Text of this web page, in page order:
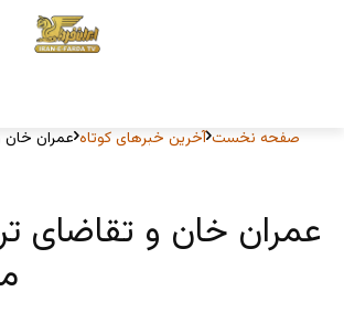
صفحه نخست آخرین خبرهای کوتاه عمران خان
عمران خان و تقاضای